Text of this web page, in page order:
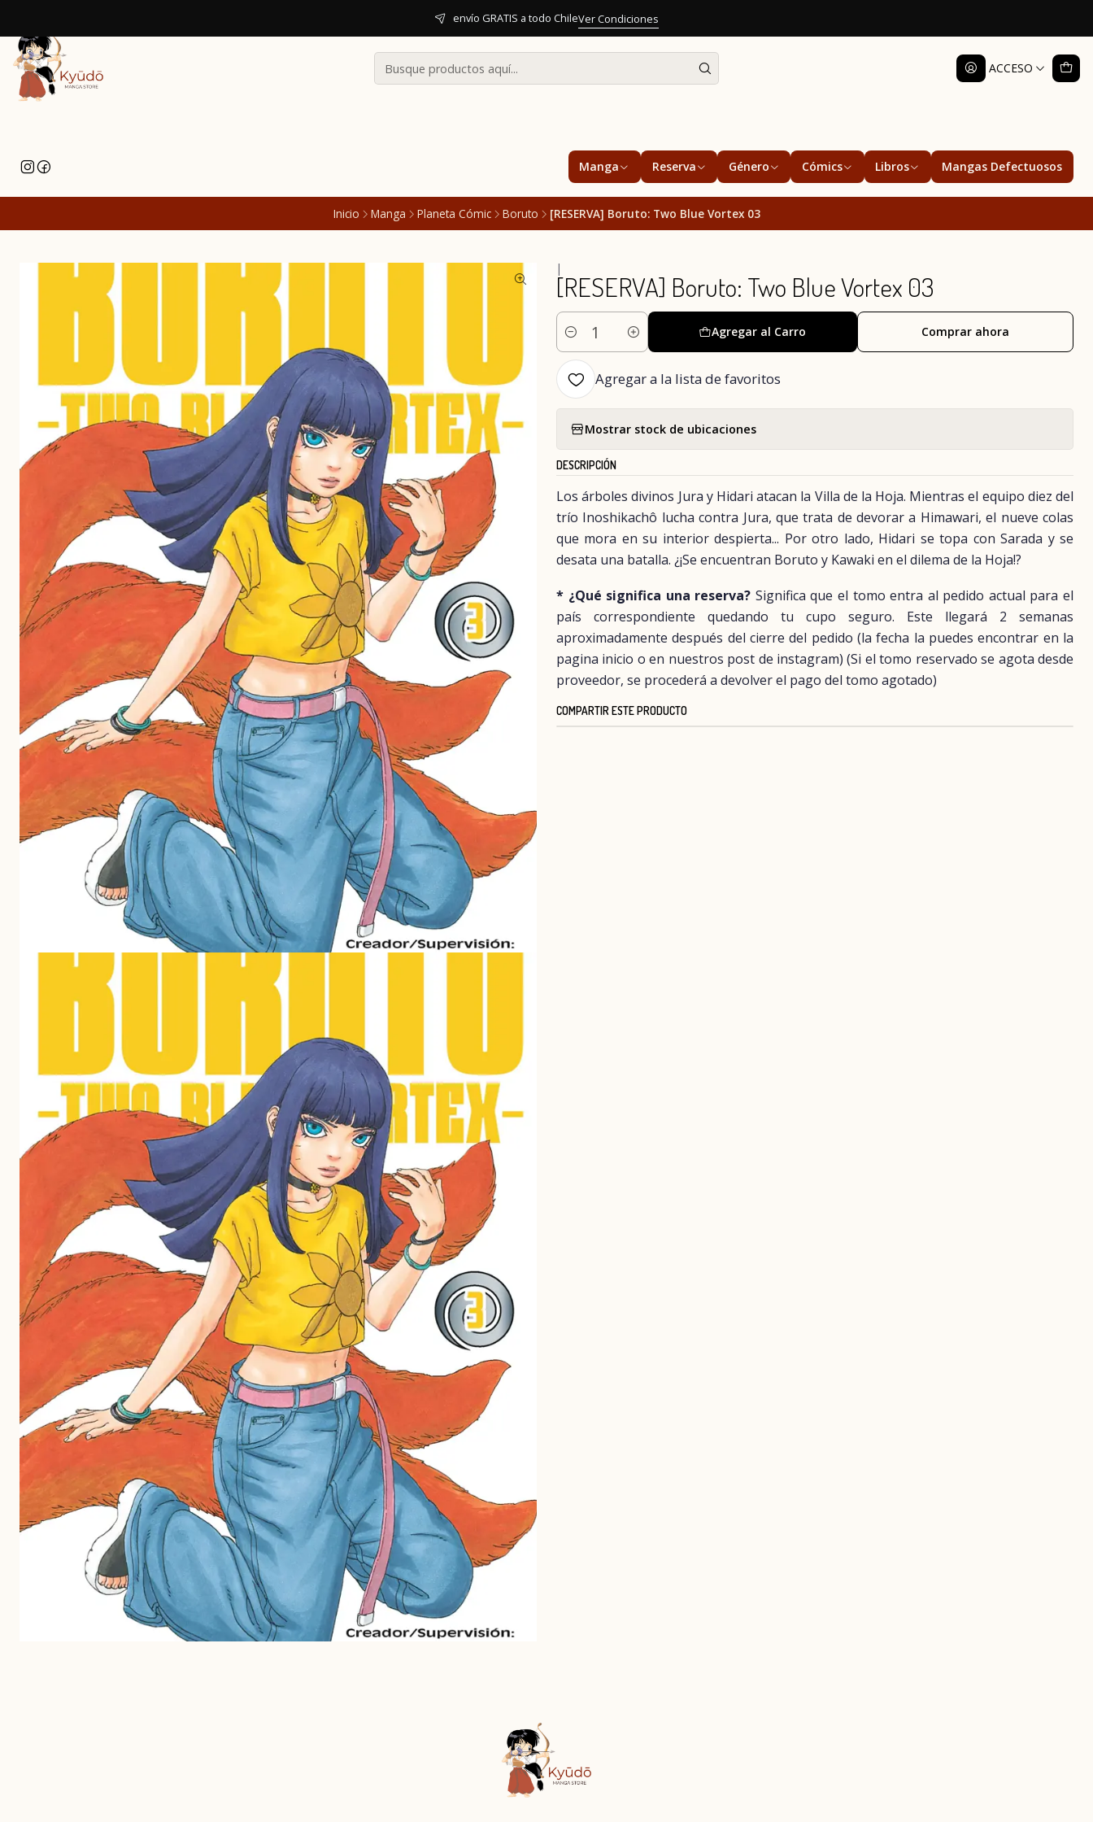
ACCESO
Manga Reserva Género Cómics Libros Mangas Defectuosos
envío GRATIS a todo ChileVer Condiciones
Inicio Manga Planeta Cómic Boruto [RESERVA] Boruto: Two Blue Vortex 03
|
[RESERVA] Boruto: Two Blue Vortex 03
Cantidad
Agregar al Carro Comprar ahora
Agregar a la lista de favoritos
Mostrar stock de ubicaciones
DESCRIPCIÓN
Los árboles divinos Jura y Hidari atacan la Villa de la Hoja. Mientras el equipo diez del
trío Inoshikachô lucha contra Jura, que trata de devorar a Himawari, el nueve colas
que mora en su interior despierta... Por otro lado, Hidari se topa con Sarada y se
desata una batalla. ¿¡Se encuentran Boruto y Kawaki en el dilema de la Hoja!?
* ¿Qué significa una reserva? Significa que el tomo entra al pedido actual para el
país correspondiente quedando tu cupo seguro. Este llegará 2 semanas
aproximadamente después del cierre del pedido (la fecha la puedes encontrar en la
pagina inicio o en nuestros post de instagram) (Si el tomo reservado se agota desde
proveedor, se procederá a devolver el pago del tomo agotado)
COMPARTIR ESTE PRODUCTO